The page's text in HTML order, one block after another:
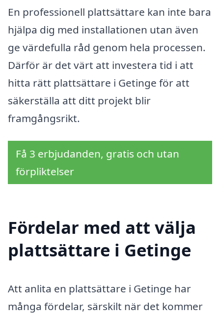
En professionell plattsättare kan inte bara
hjälpa dig med installationen utan även
ge värdefulla råd genom hela processen.
Därför är det värt att investera tid i att
hitta rätt plattsättare i Getinge för att
säkerställa att ditt projekt blir
framgångsrikt.
Få 3 erbjudanden, gratis och utan
förpliktelser
Fördelar med att välja
plattsättare i Getinge
Att anlita en plattsättare i Getinge har
många fördelar, särskilt när det kommer